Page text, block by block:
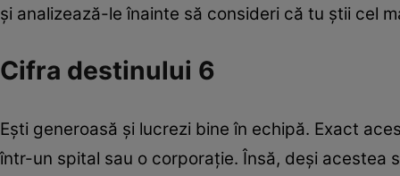
şi analizează-le înainte să consideri că tu ştii cel
Cifra destinului 6
Eşti generoasă şi lucrezi bine în echipă. Exact
într-un spital sau o corporaţie. Însă, deşi acestea